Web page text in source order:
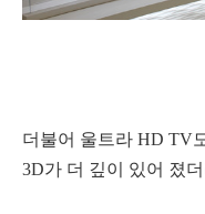
더불어 울트라 HD TV
3D가 더 깊이 있어 졌